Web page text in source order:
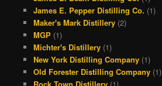
James E. Pepper Distilling Co. (1)
Maker's Mark Distillery(2)
MGP(1)
Michter's Distillery(1)
New York Distilling Company(1)
Old Forester Distilling Company(1)